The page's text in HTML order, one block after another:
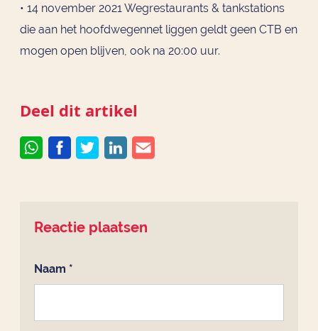
• 14 november 2021 Wegrestaurants & tankstations
die aan het hoofdwegennet liggen geldt geen CTB en
mogen open blijven, ook na 20:00 uur.
Deel dit artikel
Reactie plaatsen
Naam *